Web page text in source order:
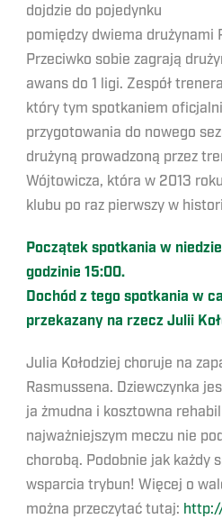
dojdzie do pojedynku
pomiędzy dwiema drużynami
Przeciwko sobie zagrają
awans do 1 ligi. Zespół
który tym spotkaniem
przygotowania do nowego
drużyną prowadzoną przez
Wójtowicza, która w 2013
klubu po raz pierwszy w
Początek spotkania w
godzinie 15:00.
Dochód z tego spotkania w
przekazany na rzecz Julii
Julia Kołodziej choruje na
Rasmussena. Dziewczynka
ja żmudna i kosztowna
najważniejszym meczu nie
chorobą. Podobnie jak każdy
wsparcia trybun! Więcej o
można przeczytać tutaj: